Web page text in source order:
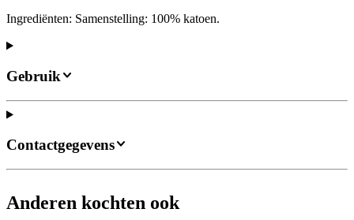
Ingrediënten: Samenstelling: 100% katoen.
Gebruik
Contactgegevens
Anderen kochten ook